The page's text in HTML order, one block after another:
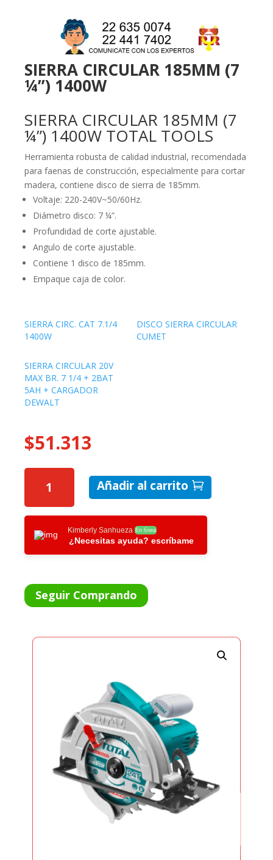
SIERRA CIRCULAR 185MM (7
¼”) 1400W
SIERRA CIRCULAR 185MM (7
¼”) 1400W TOTAL TOOLS
Herramienta robusta de calidad industrial, recomendada
para faenas de construcción, especialmente para cortar
madera, contiene disco de sierra de 185mm.
Voltaje: 220-240V~50/60Hz.
Diámetro disco: 7 ¼”.
Profundidad de corte ajustable.
Angulo de corte ajustable.
Contiene 1 disco de 185mm.
Empaque caja de color.
SIERRA CIRC. CAT 7.1/4
1400W
DISCO SIERRA CIRCULAR
CUMET
SIERRA CIRCULAR 20V
MAX BR. 7 1/4 + 2BAT
5AH + CARGADOR
DEWALT
$51.313
SIERRA
CIRCULAR
185MM
(7
¼”)
Añadir al carrito
Kimberly Sanhueza En línea
¿Necesitas ayuda? escríbame
Seguir Comprando